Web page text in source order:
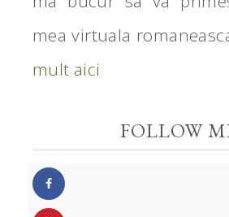
mea virtuala
mult aici
FOLLOW